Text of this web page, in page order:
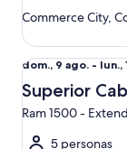
Commerce City,
Del
dom.,
9
ago.
al
dom., 9 ago. - lun.,
Superior
Ram 1500 -
5 personas
Superior